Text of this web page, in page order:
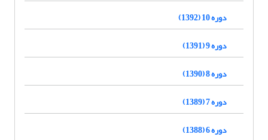
دوره 10 (1392)
دوره 9 (1391)
دوره 8 (1390)
دوره 7 (1389)
دوره 6 (1388)